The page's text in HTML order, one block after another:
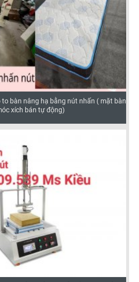
to bàn nâng hạ bằng nút nhấn ( mặt bàn
xích bán tự động)